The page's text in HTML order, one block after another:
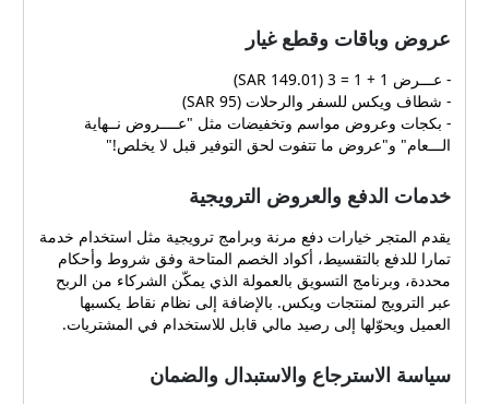
عروض وباقات وقطع غيار
- عـــرض 1 + 1 = 3 (149.01 SAR)
- شطاف ويكس للسفر والرحلات (95 SAR)
- بكجات وعروض مواسم وتخفيضات مثل "عــــروض نــهاية
الـــعام" و"عروض ما تتفوت لحق التوفير قبل لا يخلص!"
خدمات الدفع والعروض الترويجية
يقدم المتجر خيارات دفع مرنة وبرامج ترويجية مثل استخدام خدمة
تمارا للدفع بالتقسيط، أكواد الخصم المتاحة وفق شروط وأحكام
محددة، وبرنامج التسويق بالعمولة الذي يمكّن الشركاء من الربح
عبر الترويج لمنتجات ويكس. بالإضافة إلى نظام نقاط يكسبها
العميل ويحوّلها إلى رصيد مالي قابل للاستخدام في المشتريات.
سياسة الاسترجاع والاستبدال والضمان